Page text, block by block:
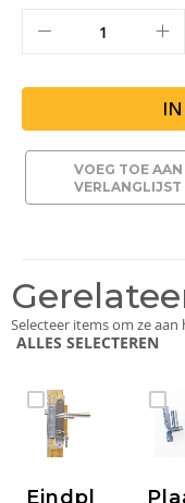
VOEG TOE AAN
VERLANGLIJST
Selecteer items om ze
ALLES SELECTEREN
Eindpl